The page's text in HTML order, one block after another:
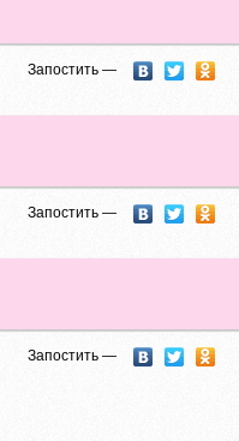
Запостить —
Запостить —
Запостить —